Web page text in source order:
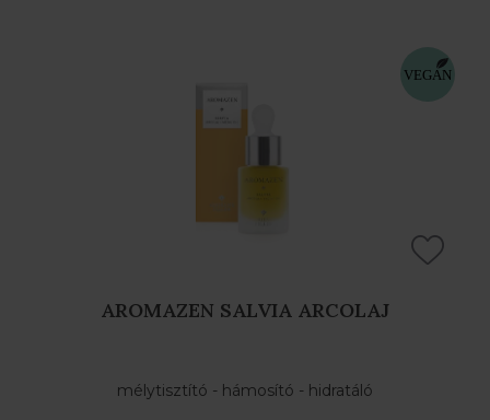
AROMAZEN SALVIA ARCOLAJ
mélytisztító - hámosító - hidratáló